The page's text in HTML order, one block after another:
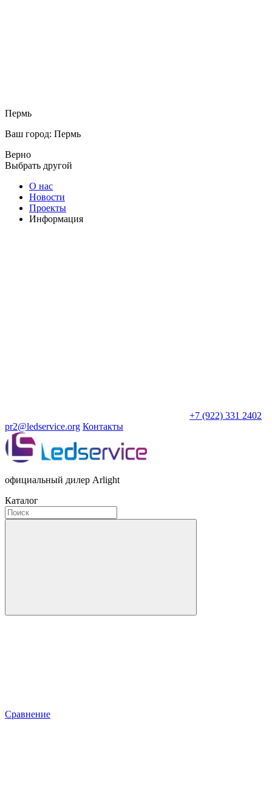
Пермь
Ваш город: Пермь
Верно
Выбрать другой
О нас
Новости
Проекты
Информация
+7 (922) 331 2402
pr2@ledservice.org Контакты
официальный дилер Arlight
Каталог
Сравнение